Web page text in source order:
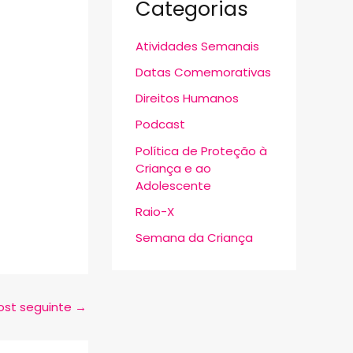
seguinte →
Categorias
Atividades Semanais
Datas Comemorativas
Direitos Humanos
Podcast
Política de Proteção à
Criança e ao
Adolescente
Raio-X
Semana da Criança